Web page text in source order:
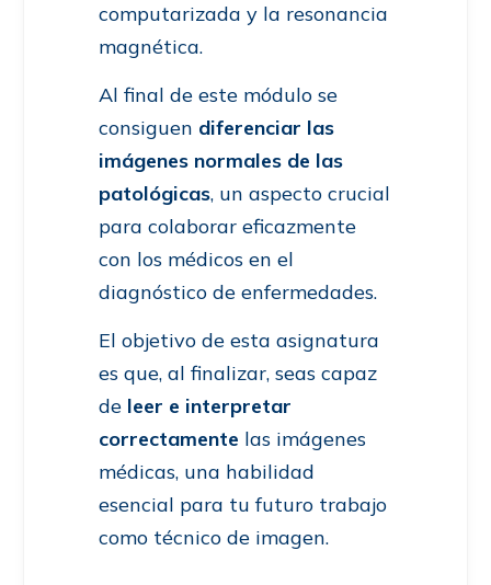
computarizada y la resonancia
magnética.
Al final de este módulo se
consiguen diferenciar las
imágenes normales de las
patológicas, un aspecto crucial
para colaborar eficazmente
con los médicos en el
diagnóstico de enfermedades.
El objetivo de esta asignatura
es que, al finalizar, seas capaz
de leer e interpretar
correctamente las imágenes
médicas, una habilidad
esencial para tu futuro trabajo
como técnico de imagen.